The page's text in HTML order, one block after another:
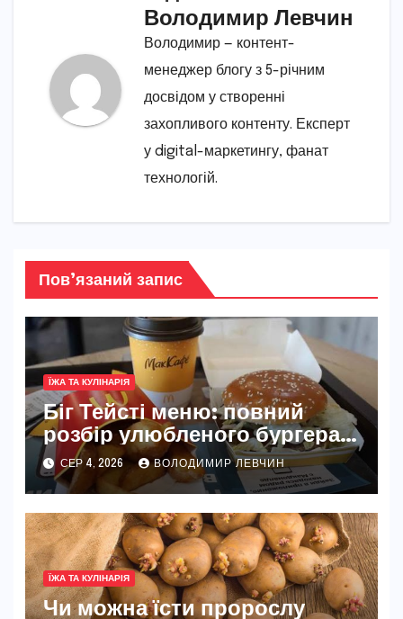
Володимир Левчин
Володимир — контент-
менеджер блогу з 5-річним
досвідом у створенні
захопливого контенту. Експерт
у digital-маркетингу, фанат
технологій.
Пов’язаний запис
ЇЖА ТА КУЛІНАРІЯ
Біг Тейсті меню: повний
розбір улюбленого бургера
McDonald’s
СЕР 4, 2026 ВОЛОДИМИР ЛЕВЧИН
ЇЖА ТА КУЛІНАРІЯ
Чи можна їсти пророслу